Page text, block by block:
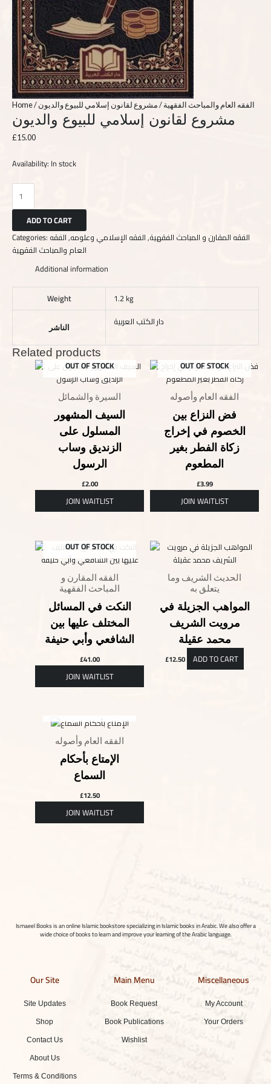
Home/ الفقه العام والمباحث الفقهية/ مشروع لقانون إسلامي للبيوع والديون
مشروع لقانون إسلامي للبيوع والديون
£15.00
Availability: In stock
ADD TO CART
Categories:
الفقه المقارن و المباحث الفقهية,الفقه الإسلامي وعلومه,الفقه
العام والمباحث الفقهية
Additional information
Weight
1.2 kg
الناشر
دار الكتب العربية
Related products
OUT OF STOCK
السيرة والشمائل
السيف المشهور
المسلول على
الزنديق وساب
الرسول
£2.00
OUT OF STOCK
الفقه العام وأصوله
فض النزاع بين
الخصوم في إخراج
زكاة الفطر بغير
المطعوم
£3.99
OUT OF STOCK
الفقه المقارن و
المباحث الفقهية
النكت في المسائل
المختلف عليها بين
الشافعي وأبي حنيفة
£41.00
الحديث الشريف وما
يتعلق به
المواهب الجزيلة في
مرويت الشريف
محمد عقيلة
£12.50 ADD TO CART
الفقه العام وأصوله
الإمتاع بأحكام
السماع
£12.50
Ismaeel Books is an online Islamic bookstore specializing in Islamic books in Arabic. We also offer a
wide choice of books to learn and improve your learning of the Arabic language.
Our Site
Site Updates
Shop
Contact Us
About Us
Terms & Conditions
Main Menu
Book Request
Book Publications
Wishlist
Miscellaneous
My Account
Your Orders